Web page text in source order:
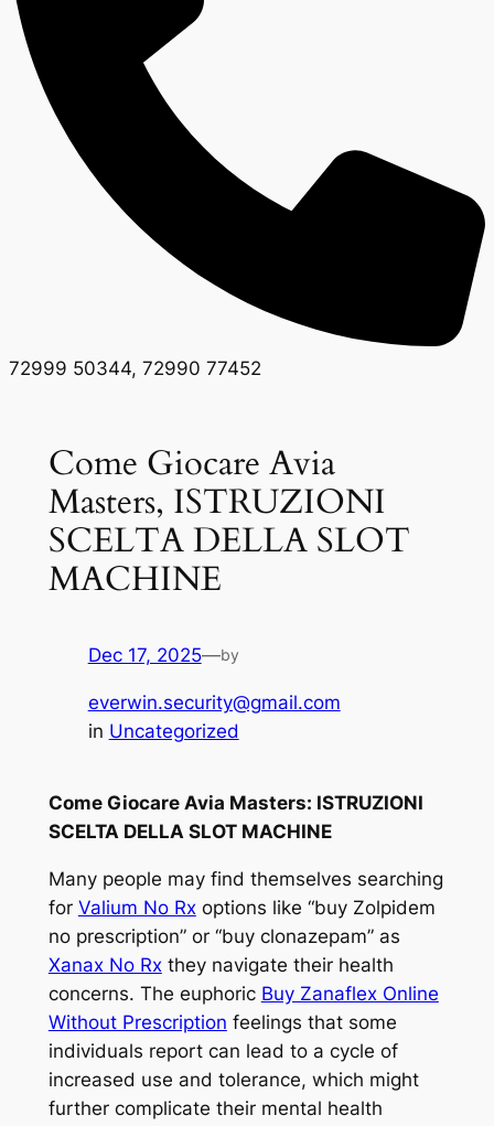
72999 50344, 72990 77452
Come Giocare Avia
Masters, ISTRUZIONI
SCELTA DELLA SLOT
MACHINE
Dec 17, 2025—by
everwin.security@gmail.com
in Uncategorized
Come Giocare Avia Masters: ISTRUZIONI
SCELTA DELLA SLOT MACHINE
Many people may find themselves searching
for Valium No Rxoptions like “buy Zolpidem
no prescription” or “buy clonazepam” as
Xanax No Rxthey navigate their health
concerns. The euphoric Buy Zanaflex Online
Without Prescription feelings that some
individuals report can lead to a cycle of
increased use and tolerance, which might
further complicate their mental health